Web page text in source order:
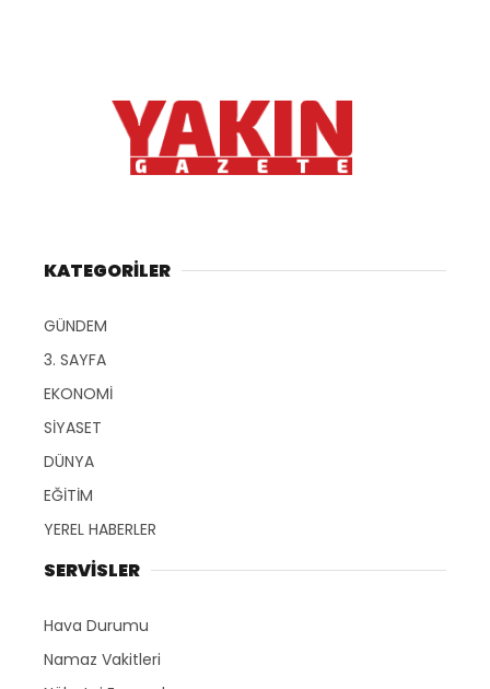
KATEGORİLER
GÜNDEM
3. SAYFA
EKONOMİ
SİYASET
DÜNYA
EĞİTİM
YEREL HABERLER
SERVİSLER
Hava Durumu
Namaz Vakitleri